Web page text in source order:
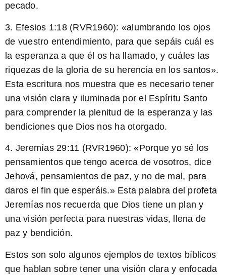
pecado.
3. Efesios 1:18 (RVR1960): «alumbrando los ojos
de vuestro entendimiento, para que sepáis cuál es
la esperanza a que él os ha llamado, y cuáles las
riquezas de la gloria de su herencia en los santos».
Esta escritura nos muestra que es necesario tener
una visión clara y iluminada por el Espíritu Santo
para comprender la plenitud de la esperanza y las
bendiciones que Dios nos ha otorgado.
4. Jeremías 29:11 (RVR1960): «Porque yo sé los
pensamientos que tengo acerca de vosotros, dice
Jehová, pensamientos de paz, y no de mal, para
daros el fin que esperáis.» Esta palabra del profeta
Jeremías nos recuerda que Dios tiene un plan y
una visión perfecta para nuestras vidas, llena de
paz y bendición.
Estos son solo algunos ejemplos de textos bíblicos
que hablan sobre tener una visión clara y enfocada